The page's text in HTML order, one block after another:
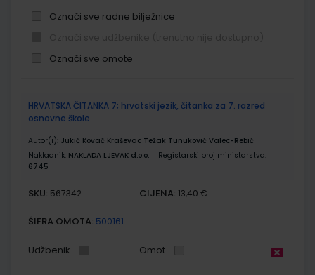
Označi sve radne bilježnice
Označi sve omote
proizvodi
HRVATSKA ČITANKA 7; hrvatski jezik, čitanka za 7. razred
osnovne škole
Autor(i): Jukić Kovač Kraševac Težak Tunuković Valec-Rebić
Nakladnik: NAKLADA LJEVAK d.o.o.
Registarski broj ministarstva:
6745
SKU: 567342 CIJENA: 13,40 €
ŠIFRA OMOTA: 500161
Udžbenik Omot